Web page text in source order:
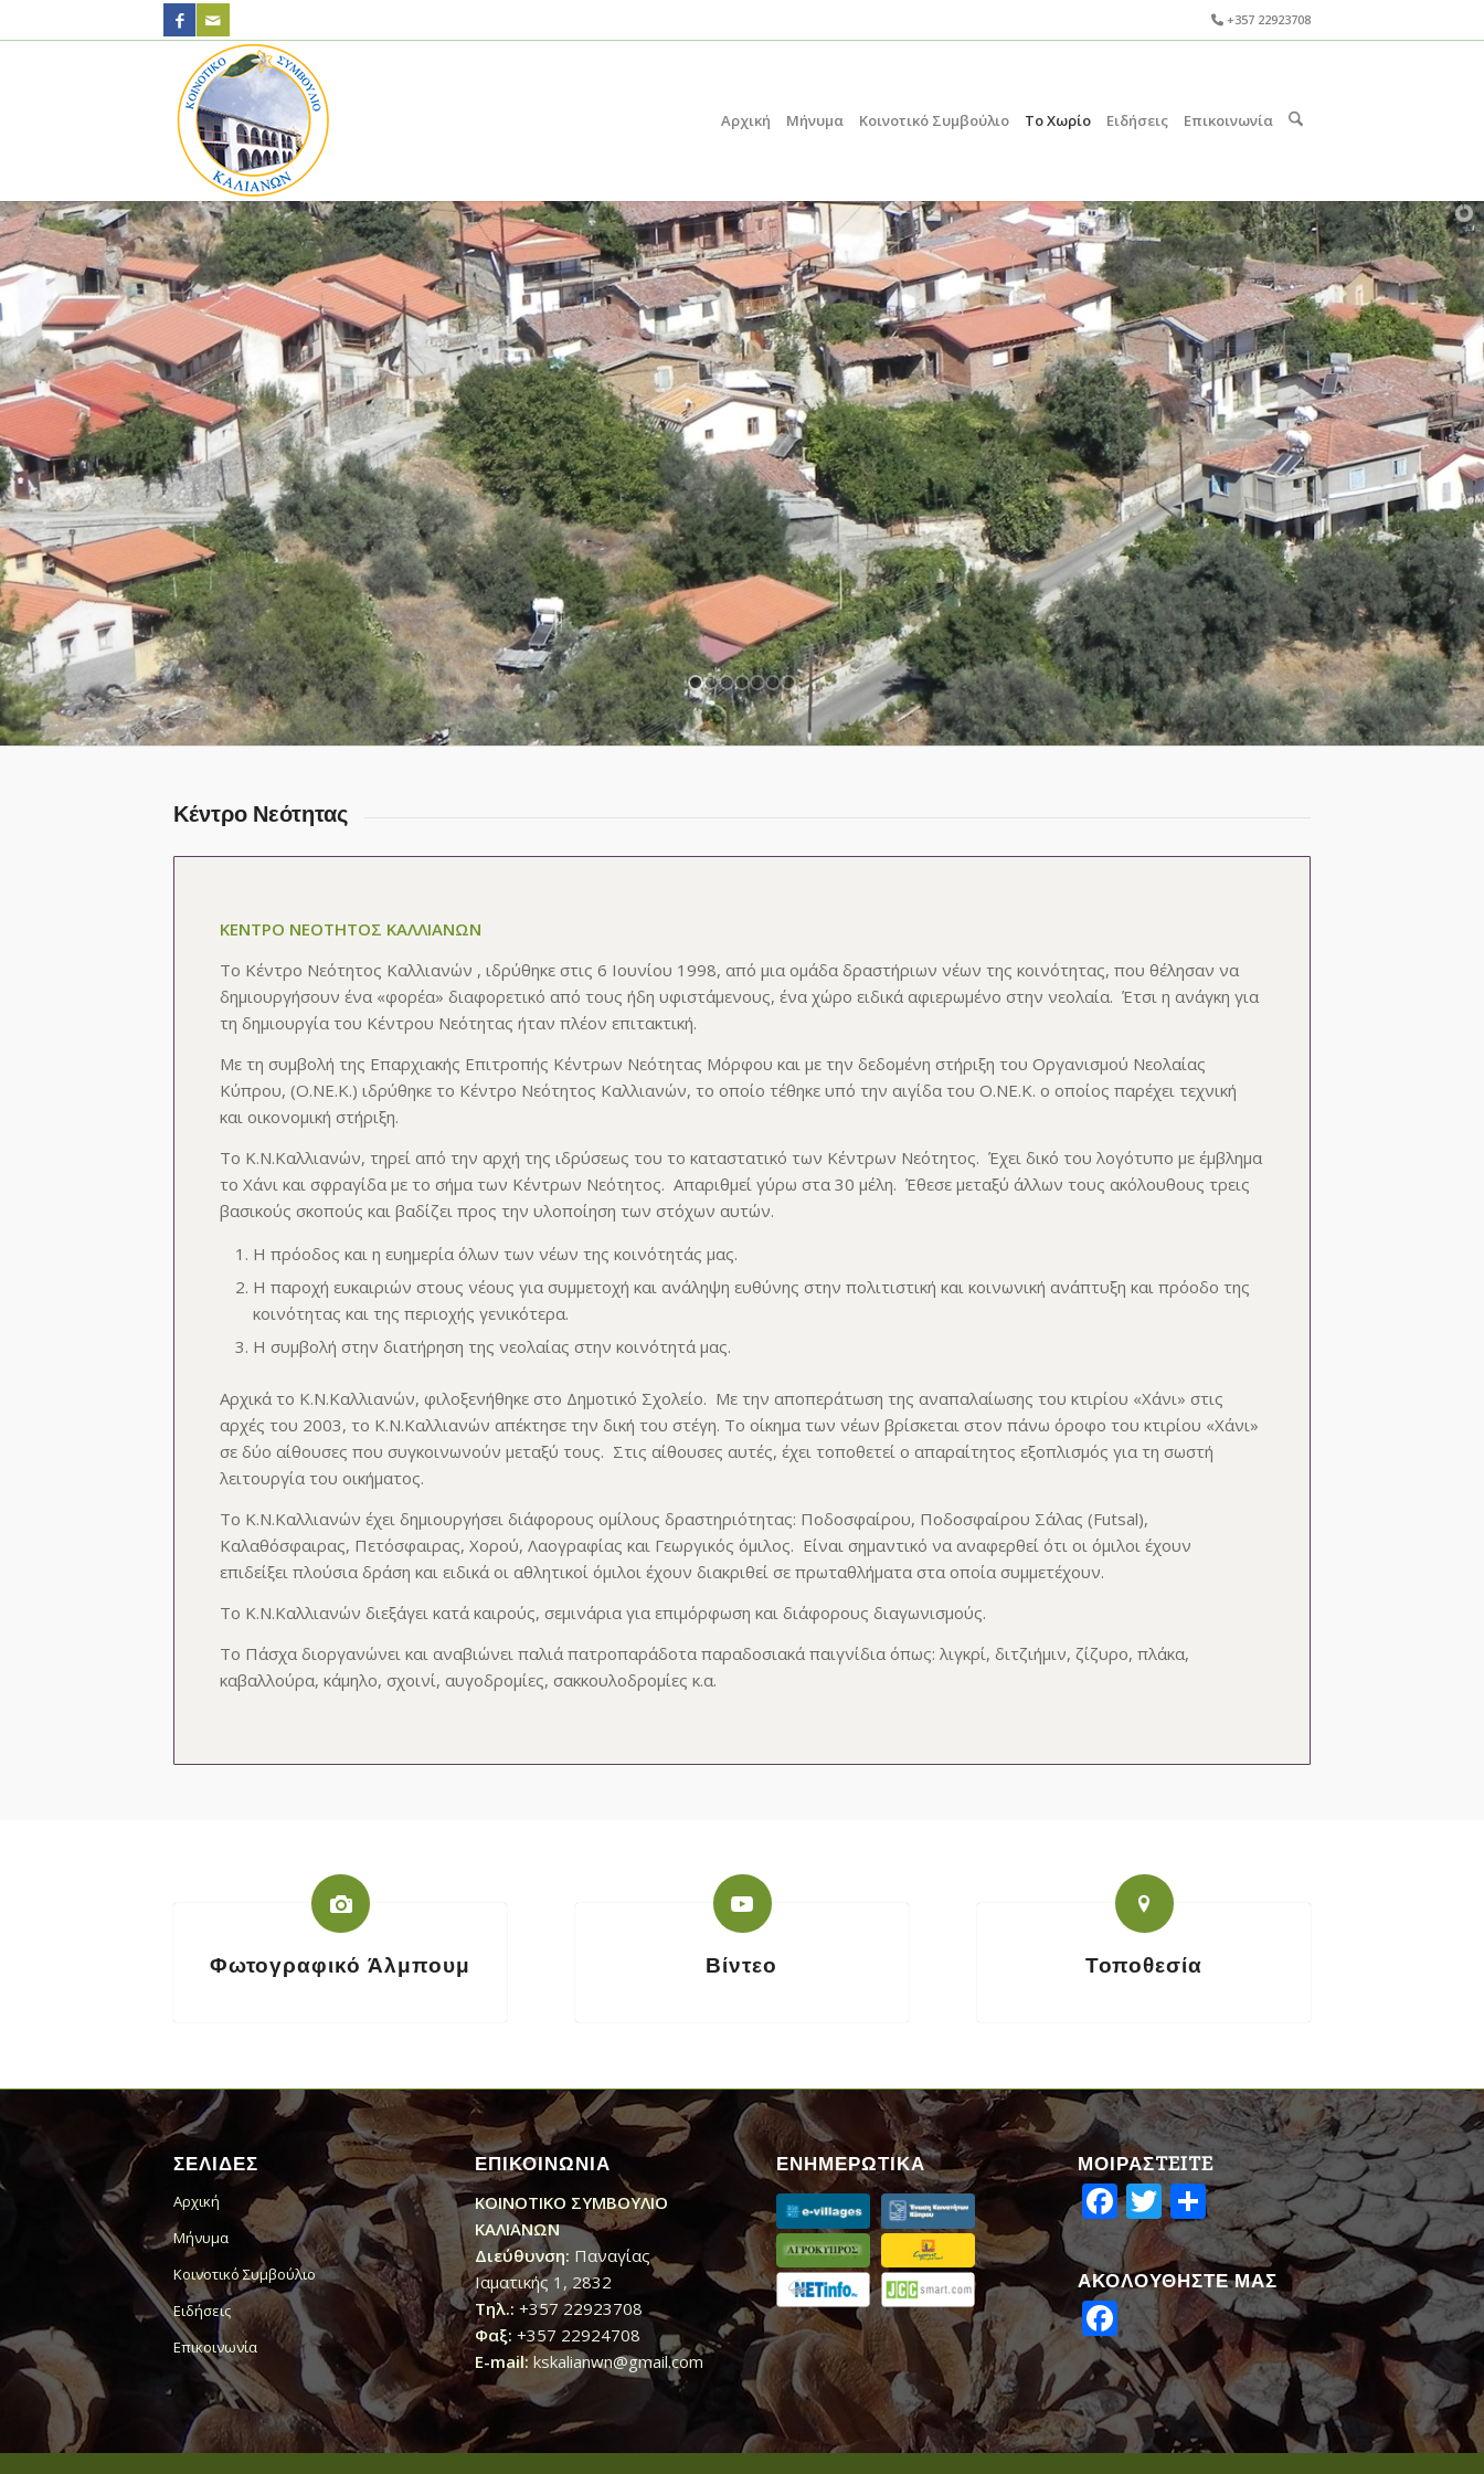
+357 22923708
Αρχική Μήνυμα Κοινοτικό Συμβούλιο Το Χωρίο Ειδήσεις Επικοινωνία
Κέντρο Νεότητας
ΚΕΝΤΡΟ ΝΕΟΤΗΤΟΣ ΚΑΛΛΙΑΝΩΝ
Το Κέντρο Νεότητος Καλλιανών , ιδρύθηκε στις 6 Ιουνίου 1998, από μια ομάδα δραστήριων νέων της κοινότητας, που θέλησαν να
δημιουργήσουν ένα «φορέα» διαφορετικό από τους ήδη υφιστάμενους, ένα χώρο ειδικά αφιερωμένο στην νεολαία. Έτσι η ανάγκη για
τη δημιουργία του Κέντρου Νεότητας ήταν πλέον επιτακτική.
Με τη συμβολή της Επαρχιακής Επιτροπής Κέντρων Νεότητας Μόρφου και με την δεδομένη στήριξη του Οργανισμού Νεολαίας
Κύπρου, (Ο.ΝΕ.Κ.) ιδρύθηκε το Κέντρο Νεότητος Καλλιανών, το οποίο τέθηκε υπό την αιγίδα του Ο.ΝΕ.Κ. ο οποίος παρέχει τεχνική
και οικονομική στήριξη.
Το Κ.Ν.Καλλιανών, τηρεί από την αρχή της ιδρύσεως του το καταστατικό των Κέντρων Νεότητος. Έχει δικό του λογότυπο με έμβλημα
το Χάνι και σφραγίδα με το σήμα των Κέντρων Νεότητος. Απαριθμεί γύρω στα 30 μέλη. Έθεσε μεταξύ άλλων τους ακόλουθους τρεις
βασικούς σκοπούς και βαδίζει προς την υλοποίηση των στόχων αυτών.
Η πρόοδος και η ευημερία όλων των νέων της κοινότητάς μας.
Η παροχή ευκαιριών στους νέους για συμμετοχή και ανάληψη ευθύνης στην πολιτιστική και κοινωνική ανάπτυξη και πρόοδο της
κοινότητας και της περιοχής γενικότερα.
Η συμβολή στην διατήρηση της νεολαίας στην κοινότητά μας.
Αρχικά το Κ.Ν.Καλλιανών, φιλοξενήθηκε στο Δημοτικό Σχολείο. Με την αποπεράτωση της αναπαλαίωσης του κτιρίου «Χάνι» στις
αρχές του 2003, το Κ.Ν.Καλλιανών απέκτησε την δική του στέγη. Το οίκημα των νέων βρίσκεται στον πάνω όροφο του κτιρίου «Χάνι»
σε δύο αίθουσες που συγκοινωνούν μεταξύ τους. Στις αίθουσες αυτές, έχει τοποθετεί ο απαραίτητος εξοπλισμός για τη σωστή
λειτουργία του οικήματος.
Το Κ.Ν.Καλλιανών έχει δημιουργήσει διάφορους ομίλους δραστηριότητας: Ποδοσφαίρου, Ποδοσφαίρου Σάλας (Futsal),
Καλαθόσφαιρας, Πετόσφαιρας, Χορού, Λαογραφίας και Γεωργικός όμιλος. Είναι σημαντικό να αναφερθεί ότι οι όμιλοι έχουν
επιδείξει πλούσια δράση και ειδικά οι αθλητικοί όμιλοι έχουν διακριθεί σε πρωταθλήματα στα οποία συμμετέχουν.
Το Κ.Ν.Καλλιανών διεξάγει κατά καιρούς, σεμινάρια για επιμόρφωση και διάφορους διαγωνισμούς.
Το Πάσχα διοργανώνει και αναβιώνει παλιά πατροπαράδοτα παραδοσιακά παιγνίδια όπως: λιγκρί, διτζιήμιν, ζίζυρο, πλάκα,
καβαλλούρα, κάμηλο, σχοινί, αυγοδρομίες, σακκουλοδρομίες κ.α.
Φωτογραφικό Άλμπουμ Βίντεο Τοποθεσία
ΣΕΛΙΔΕΣ
Αρχική
Μήνυμα
Κοινοτικό Συμβούλιο
Ειδήσεις
Επικοινωνία
ΕΠΙΚΟΙΝΩΝΙΑ
ΚΟΙΝΟΤΙΚΟ ΣΥΜΒΟΥΛΙΟ
ΚΑΛΙΑΝΩΝ
Διεύθυνση: Παναγίας
Ιαματικής 1, 2832
Τηλ.: +357 22923708
Φαξ: +357 22924708
E-mail: kskalianwn@gmail.com
ΕΝΗΜΕΡΩΤΙΚΑ ΜΟΙΡΑΣTEITE
Facebook
Twitter
Share
ΑΚΟΛΟΥΘΗΣΤΕ ΜΑΣ
Facebook